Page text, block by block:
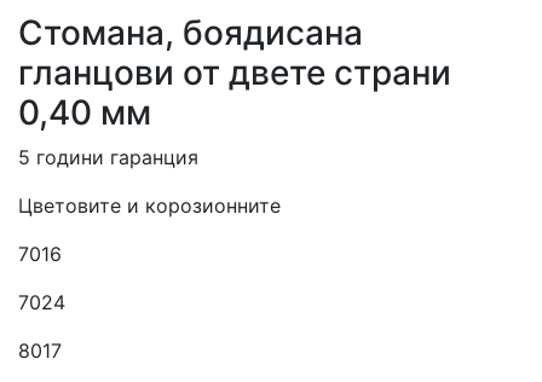
Cтомана, боядисана
гланцови от двете страни
0,40 мм
5 години гаранция
Цветовите и корозионните
7016
7024
8017